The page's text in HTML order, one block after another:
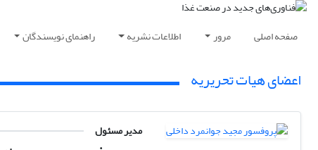
صفحه اصلی مرور اطلاعات نشریه راهنمای نویسندگان
اعضای هیات تحریریه
مدیر مسئول